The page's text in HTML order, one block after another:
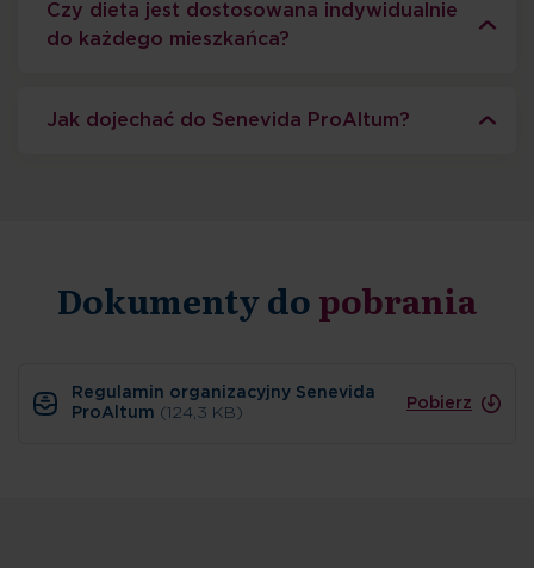
Czy dieta jest dostosowana indywidualnie
do każdego mieszkańca?
Jak dojechać do Senevida ProAltum?
Dokumenty dopobrania
Regulamin organizacyjny Senevida
ProAltum (124,3 KB)
Pobierz